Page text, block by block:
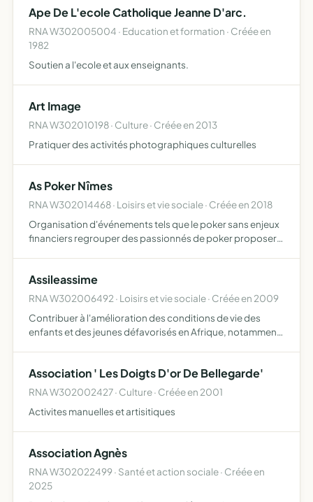
Ape De L'ecole Catholique Jeanne D'arc.
RNA W302005004 · Education et formation · Créée en
1982
Soutien a l'ecole et aux enseignants.
Art Image
RNA W302010198 · Culture · Créée en 2013
Pratiquer des activités photographiques culturelles
As Poker Nîmes
RNA W302014468 · Loisirs et vie sociale · Créée en 2018
Organisation d'événements tels que le poker sans enjeux
financiers regrouper des passionnés de poker proposer
tournoi …
Assileassime
RNA W302006492 · Loisirs et vie sociale · Créée en 2009
Contribuer à l'amélioration des conditions de vie des
enfants et des jeunes défavorisés en Afrique, notamment
l'Afrique d…
Association ' Les Doigts D'or De Bellegarde'
RNA W302002427 · Culture · Créée en 2001
Activites manuelles et artisitiques
Association Agnès
RNA W302022499 · Santé et action sociale · Créée en
2025